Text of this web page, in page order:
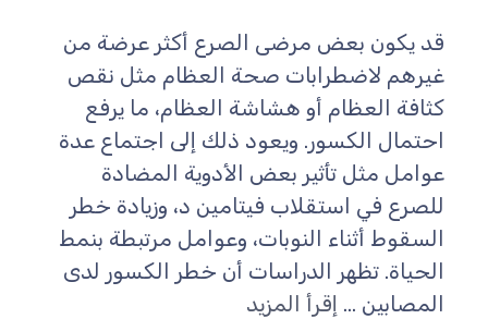
قد يكون بعض مرضى الصرع أكثر عرضة من
غيرهم لاضطرابات صحة العظام مثل نقص
كثافة العظام أو هشاشة العظام، ما يرفع
احتمال الكسور. ويعود ذلك إلى اجتماع عدة
عوامل مثل تأثير بعض الأدوية المضادة
للصرع في استقلاب فيتامين د، وزيادة خطر
السقوط أثناء النوبات، وعوامل مرتبطة بنمط
الحياة. تظهر الدراسات أن خطر الكسور لدى
المصابين ... إقرأ المزيد